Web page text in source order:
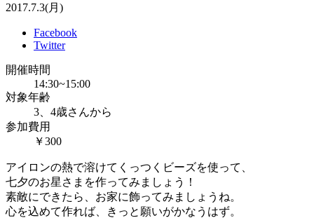
2017.7.3(月)
Facebook
Twitter
開催時間
14:30~15:00
対象年齢
3、4歳さんから
参加費用
￥300
アイロンの熱で溶けてくっつくビーズを使って、
七夕のお星さまを作ってみましょう！
素敵にできたら、お家に飾ってみましょうね。
心を込めて作れば、きっと願いがかなうはず。